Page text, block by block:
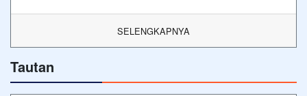
SELENGKAPNYA
Tautan